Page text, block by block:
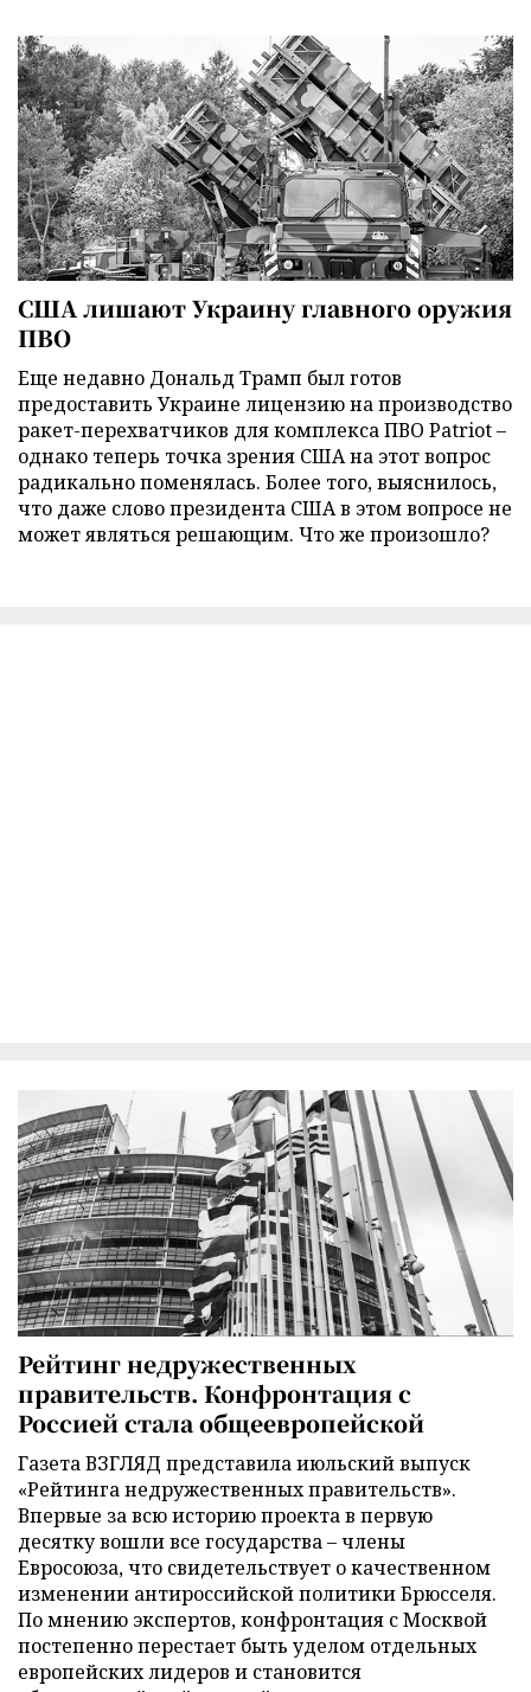
США лишают Украину главного оружия
ПВО
Еще недавно Дональд Трамп был готов
предоставить Украине лицензию на производство
ракет-перехватчиков для комплекса ПВО Patriot –
однако теперь точка зрения США на этот вопрос
радикально поменялась. Более того, выяснилось,
что даже слово президента США в этом вопросе не
может являться решающим. Что же произошло?
Рейтинг недружественных
правительств. Конфронтация с
Россией стала общеевропейской
Газета ВЗГЛЯД представила июльский выпуск
«Рейтинга недружественных правительств».
Впервые за всю историю проекта в первую
десятку вошли все государства – члены
Евросоюза, что свидетельствует о качественном
изменении антироссийской политики Брюсселя.
По мнению экспертов, конфронтация с Москвой
постепенно перестает быть уделом отдельных
европейских лидеров и становится